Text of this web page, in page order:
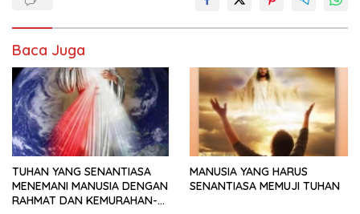
Baca Juga
TUHAN YANG SENANTIASA
MENEMANI MANUSIA DENGAN
RAHMAT DAN KEMURAHAN-
MANUSIA YANG HARUS
SENANTIASA MEMUJI TUHAN